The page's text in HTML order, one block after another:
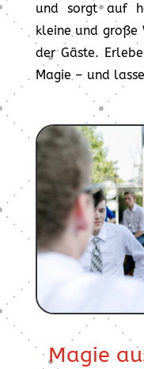
und sorgt auf
kleine und große
der Gäste.
Magie – und
Magie